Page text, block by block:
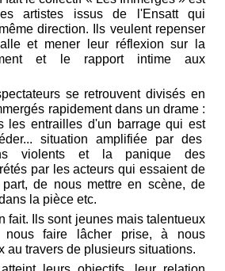
artistes issus de l'Ensatt qui
direction. Ils veulent repenser
et mener leur réflexion sur la
et le rapport intime aux
se retrouvent divisés en
rapidement dans un drame :
les entrailles d'un barrage qui est
situation amplifiée par des
violents et la panique des
par les acteurs qui essaient de
de nous mettre en scène, de
la pièce etc.
fait. Ils sont jeunes mais talentueux
faire lâcher prise, à nous
au travers de plusieurs situations.